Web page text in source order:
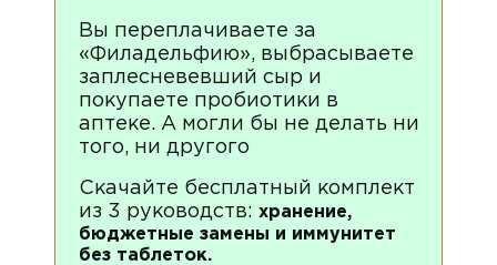
Вы переплачиваете за
«Филадельфию», выбрасываете
заплесневевший сыр и
покупаете пробиотики в
аптеке. А могли бы не делать ни
того, ни другого
Скачайте бесплатный комплект
из 3 руководств: хранение,
бюджетные замены и иммунитет
без таблеток.